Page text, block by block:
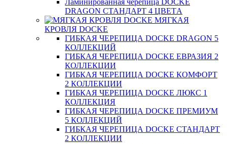
Ламинированная черепица DOCKE
DRAGON СТАНДАРТ 4 ЦВЕТA
МЯГКАЯ
КРОВЛЯ DOCKE
ГИБКАЯ ЧЕРЕПИЦА DOCKE DRAGON 5
КОЛЛЕКЦИЙ
ГИБКАЯ ЧЕРЕПИЦА DOCKE ЕВРАЗИЯ 2
КОЛЛЕКЦИИ
ГИБКАЯ ЧЕРЕПИЦА DOCKE КОМФОРТ
2 КОЛЛЕКЦИИ
ГИБКАЯ ЧЕРЕПИЦА DOCKE ЛЮКС 1
КОЛЛЕКЦИЯ
ГИБКАЯ ЧЕРЕПИЦА DOCKE ПРЕМИУМ
5 КОЛЛЕКЦИЙ
ГИБКАЯ ЧЕРЕПИЦА DOCKE СТАНДАРТ
2 КОЛЛЕКЦИИ